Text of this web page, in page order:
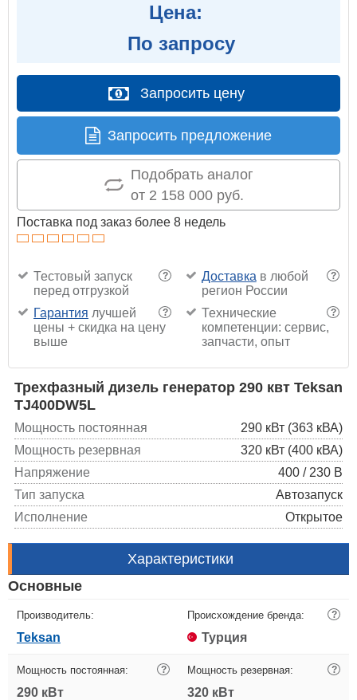
Цена:
По запросу
Запросить цену
Запросить предложение
Подобрать аналог
от 2 158 000 руб.
Поставка под заказ более 8 недель
?
Тестовый запуск
перед отгрузкой
?
Доставка в любой
регион России
?
Гарантия лучшей
цены + скидка на цену
выше
?
Технические
компетенции: сервис,
запчасти, опыт
Трехфазный дизель генератор 290 квт Teksan
TJ400DW5L
Мощность постоянная
290 кВт (363 кВА)
Мощность резервная
320 кВт (400 кВА)
Напряжение
400 / 230 В
Тип запуска
Автозапуск
Исполнение
Открытое
Характеристики
Основные
Производитель:
Teksan
Происхождение бренда: ?
Турция
Мощность постоянная: ?
290 кВт
Мощность резервная: ?
320 кВт